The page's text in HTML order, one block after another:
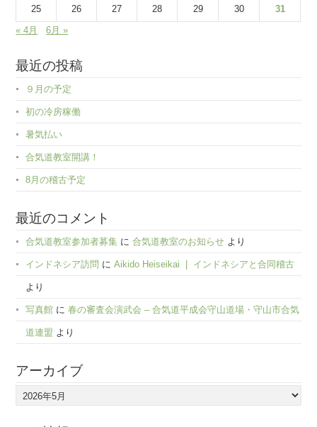
25 26 27 28 29 30
31
« 4月
6月 »
最近の投稿
９月の予定
初の冷房稼働
暑気払い
合気道教室開講！
8月の稽古予定
最近のコメント
合気道教室参加者募集 に合気道教室のお知らせ より
インドネシア訪問 にAikido Heiseikai | インドネシアと合同稽古
より
写真館 に春の審査会演武会 – 合気道平成会守山道場・守山市合気
道連盟 より
アーカイブ
ア
ー